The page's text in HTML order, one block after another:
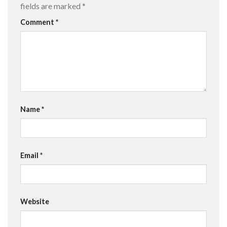
fields are marked *
Comment *
Name*
Email *
Website